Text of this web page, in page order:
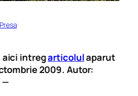
aici intregarticolulaparut
2009. Autor:
—